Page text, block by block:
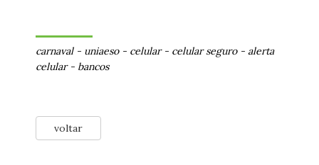
carnaval- uniaeso- celular- celular seguro- alerta
celular- bancos
voltar